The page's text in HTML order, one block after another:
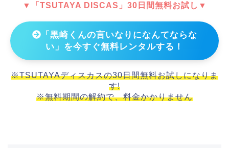
▼「TSUTAYA DISCAS」30日間無料お試し▼
「黒崎くんの言いなりになんてならな
い」を今すぐ無料レンタルする！
※TSUTAYAディスカスの30日間無料お試しになりま
す!
※無料期間の解約で、料金かかりません